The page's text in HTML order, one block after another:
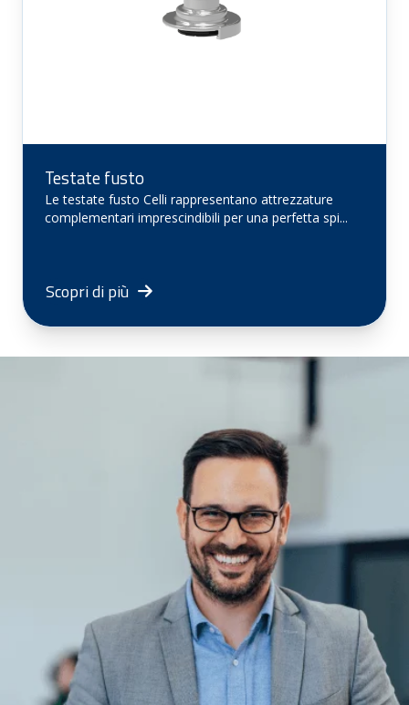
Testate fusto
Le testate fusto Celli rappresentano attrezzature
complementari imprescindibili per una perfetta spi...
Scopri di più